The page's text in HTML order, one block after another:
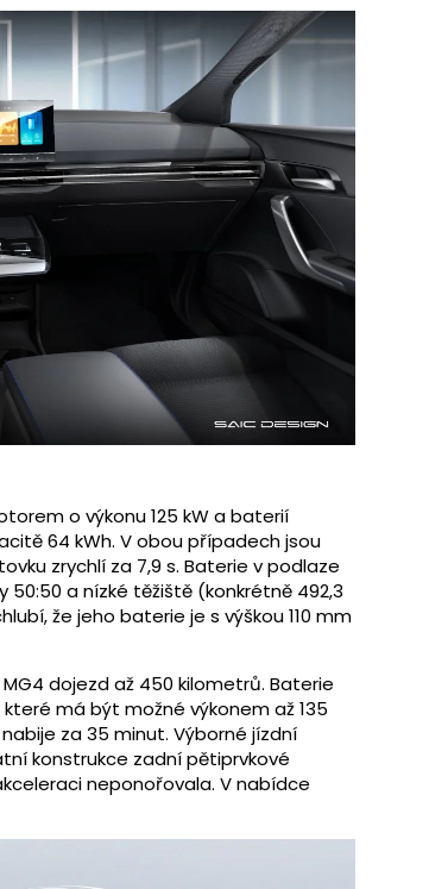
o výkonu 125 kW a baterií
64 kWh. V obou případech jsou
zrychlí za 7,9 s. Baterie v podlaze
a nízké těžiště (konkrétně 492,3
že jeho baterie je s výškou 110 mm
dojezd až 450 kilometrů. Baterie
má být možné výkonem až 135
za 35 minut. Výborné jízdní
konstrukce zadní pětiprvkové
neponořovala. V nabídce